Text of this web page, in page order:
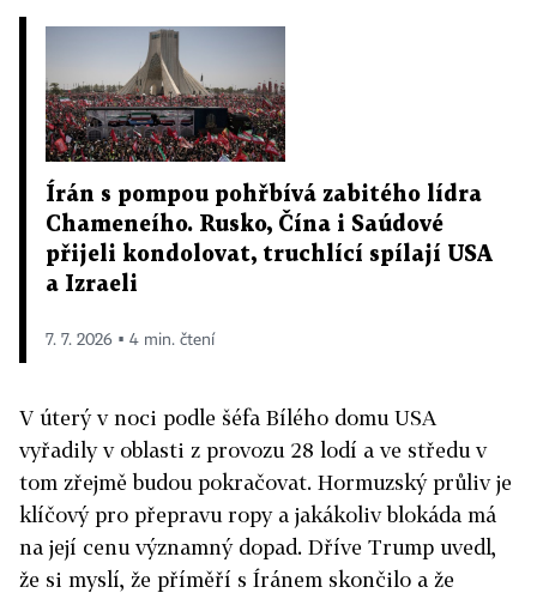
Írán s pompou pohřbívá zabitého lídra
Chameneího. Rusko, Čína i Saúdové
přijeli kondolovat, truchlící spílají USA
a Izraeli
7. 7. 2026 ▪ 4 min. čtení
V úterý v noci podle šéfa Bílého domu USA
vyřadily v oblasti z provozu 28 lodí a ve středu v
tom zřejmě budou pokračovat. Hormuzský průliv je
klíčový pro přepravu ropy a jakákoliv blokáda má
na její cenu významný dopad. Dříve Trump uvedl,
že si myslí, že příměří s Íránem skončilo a že